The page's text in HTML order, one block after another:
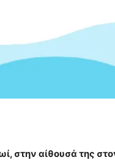
στην αίθουσά της